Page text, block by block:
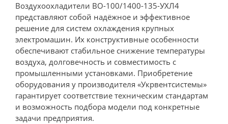
Воздухоохладители ВО-100/1400-135-УХЛ4
представляют собой надёжное и эффективное
решение для систем охлаждения крупных
электромашин. Их конструктивные особенности
обеспечивают стабильное снижение температуры
воздуха, долговечность и совместимость с
промышленными установками. Приобретение
оборудования у производителя «Укрвентсистемы»
гарантирует соответствие техническим стандартам
и возможность подбора модели под конкретные
задачи предприятия.